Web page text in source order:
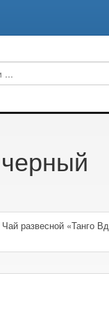
Чай развесной «Танго